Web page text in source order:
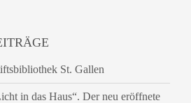
St. Gallen
in das Haus“. Der neu eröffnete